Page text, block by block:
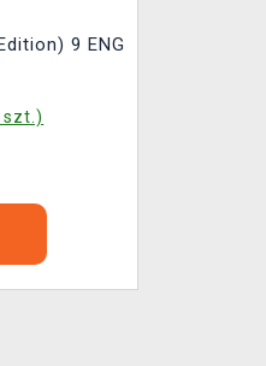
9 ENG